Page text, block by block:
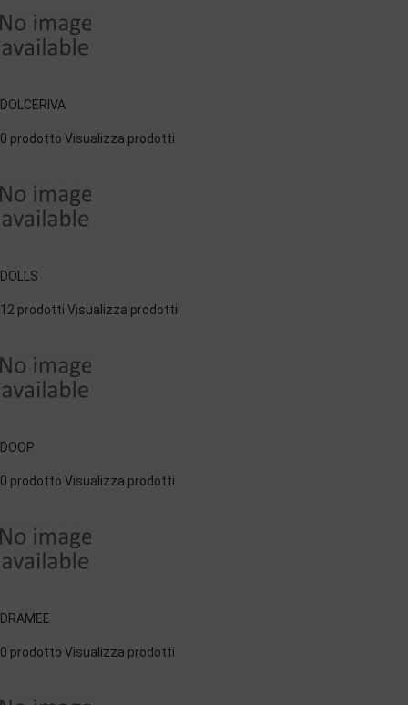
DOLCERIVA
0 prodotto Visualizza prodotti
DOLLS
12 prodotti Visualizza prodotti
DOOP
0 prodotto Visualizza prodotti
DRAMEE
0 prodotto Visualizza prodotti